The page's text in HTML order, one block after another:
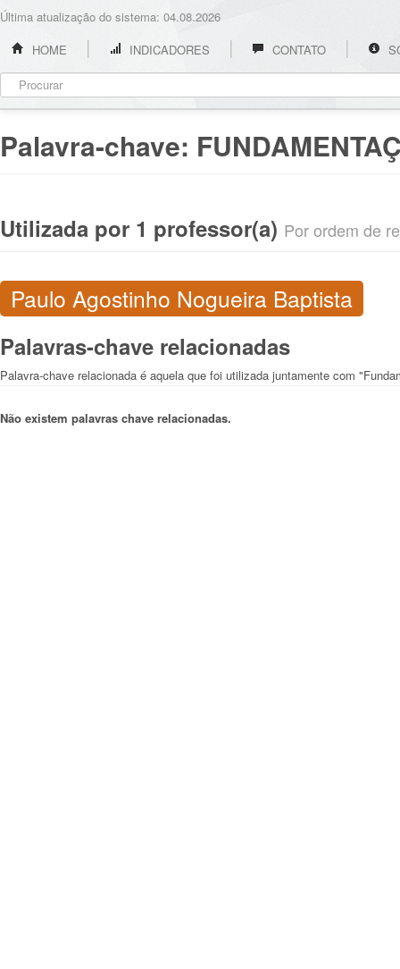
Última atualização do sistema: 04.08.2026
HOME
INDICADORES CONTATO
Palavra-chave:
Utilizada por 1 professor(a) Por ordem de
Paulo Agostinho Nogueira Baptista
Palavras-chave relacionadas
Palavra-chave relacionada é aquela que foi utilizada juntamente com
Não existem palavras chave relacionadas.